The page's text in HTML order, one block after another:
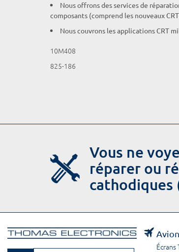
Nous offrons des services de
composants (comprend les nouveaux
Nous couvrons les applications CRT
10M408
825-186
Vous ne
réparer ou
cathodiques